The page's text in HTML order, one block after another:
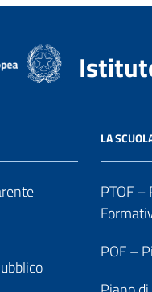
LA
PTOF
POF –